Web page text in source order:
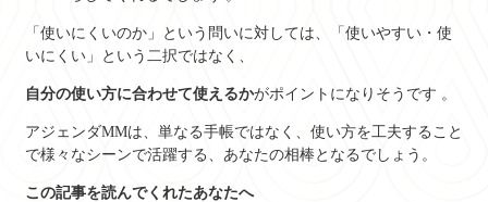
「使いにくいのか」という問いに対しては、「使いやすい・使
いにくい」という二択ではなく、
自分の使い方に合わせて使えるかがポイントになりそうです 。
アジェンダMMは、単なる手帳ではなく、使い方を工夫すること
で様々なシーンで活躍する、あなたの相棒となるでしょう。
この記事を読んでくれたあなたへ